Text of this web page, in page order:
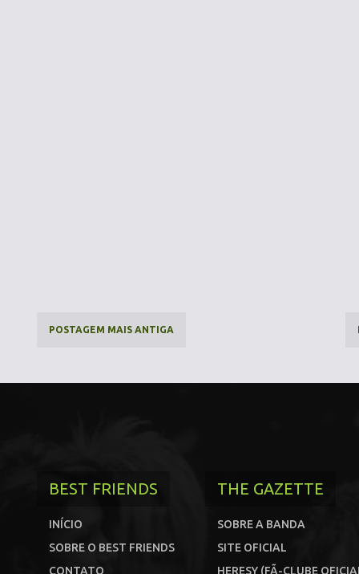
POSTAGEM MAIS ANTIGA
BEST FRIENDS
INÍCIO
SOBRE O BEST FRIENDS
CONTATO
THE GAZETTE
SOBRE A BANDA
SITE OFICIAL
HERESY (FÃ-CLUBE